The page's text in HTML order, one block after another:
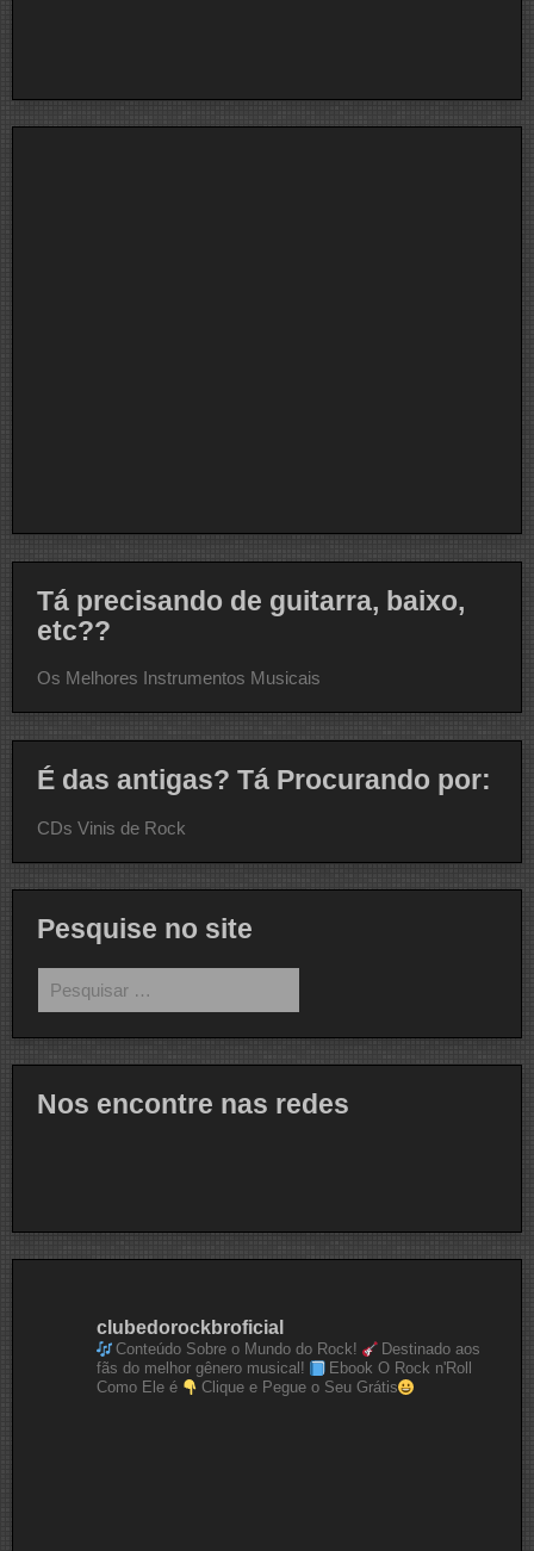
Tá precisando de guitarra, baixo,
etc??
Os Melhores Instrumentos Musicais
É das antigas? Tá Procurando por:
CDs Vinis de Rock
Pesquise no site
por:
Nos encontre nas redes
clubedorockbroficial
Conteúdo Sobre o Mundo do Rock!
Destinado aos
fãs do melhor gênero musical!
Ebook O Rock n'Roll
Como Ele é
Clique e Pegue o Seu Grátis